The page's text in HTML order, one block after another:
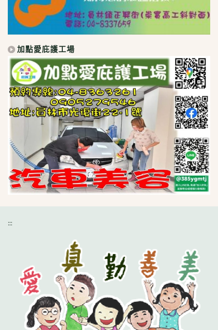
加點愛庇護工場
:::